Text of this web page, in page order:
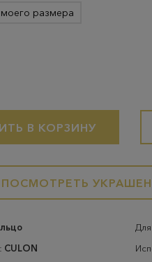
размера
В КОРЗИНУ
ПОСМОТРЕТЬ
CULON